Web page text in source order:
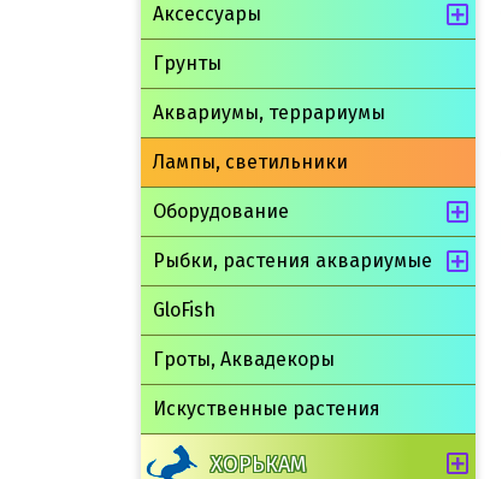
Аксессуары
Грунты
Аквариумы, террариумы
Лампы, светильники
Оборудование
Рыбки, растения аквариумые
GloFish
Гроты, Аквадекоры
Искуственные растения
ХОРЬКАМ